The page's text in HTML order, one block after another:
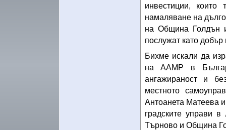
инвестиции,
намаляване на
на Община Голдън
послужат като
Бихме искали да
на ААМР в
ангажираност и
местното
Антоанета Матеева
градските управи
Търново и Община